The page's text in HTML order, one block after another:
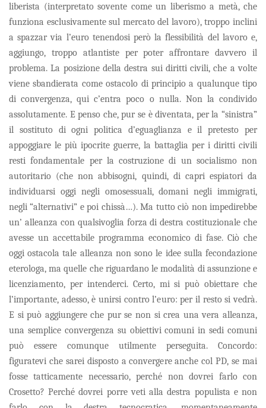
liberista (interpretato sovente come un liberismo a metà, che
funziona esclusivamente sul mercato del lavoro), troppo inclini
a spazzar via l’euro tenendosi però la flessibilità del lavoro e,
aggiungo, troppo atlantiste per poter affrontare davvero il
problema. La posizione della destra sui diritti civili, che a volte
viene sbandierata come ostacolo di principio a qualunque tipo
di convergenza, qui c’entra poco o nulla. Non la condivido
assolutamente. E penso che, pur se è diventata, per la “sinistra”
il sostituto di ogni politica d’eguaglianza e il pretesto per
appoggiare le più ipocrite guerre, la battaglia per i diritti civili
resti fondamentale per la costruzione di un socialismo non
autoritario (che non abbisogni, quindi, di capri espiatori da
individuarsi oggi negli omosessuali, domani negli immigrati,
negli “alternativi” e poi chissà…). Ma tutto ciò non impedirebbe
un’ alleanza con qualsivoglia forza di destra costituzionale che
avesse un accettabile programma economico di fase. Ciò che
oggi ostacola tale alleanza non sono le idee sulla fecondazione
eterologa, ma quelle che riguardano le modalità di assunzione e
licenziamento, per intenderci. Certo, mi si può obiettare che
l’importante, adesso, è unirsi contro l’euro: per il resto si vedrà.
E si può aggiungere che pur se non si crea una vera alleanza,
una semplice convergenza su obiettivi comuni in sedi comuni
può essere comunque utilmente perseguita. Concordo:
figuratevi che sarei disposto a convergere anche col PD, se mai
fosse tatticamente necessario, perché non dovrei farlo con
Crosetto? Perché dovrei porre veti alla destra populista e non